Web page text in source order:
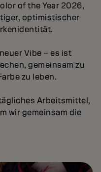
of the Year 2026,
optimistischer
Vibe – es ist
gemeinsam zu
zu leben.
Arbeitsmittel,
wir gemeinsam die